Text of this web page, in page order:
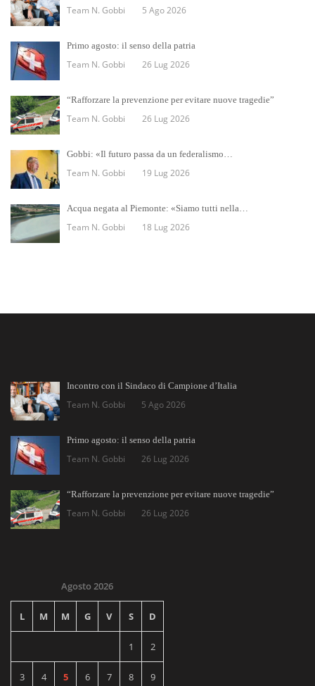
Team N. Gobbi 5 Ago 2026
Primo agosto: il senso della patria
Team N. Gobbi 26 Lug 2026
“Rafforzare la prevenzione per evitare nuove tragedie”
Team N. Gobbi 26 Lug 2026
Gobbi: «Il futuro passa da un federalismo…
Team N. Gobbi 19 Lug 2026
Acqua negata al Piemonte: «Siamo tutti nella…
Team N. Gobbi 18 Lug 2026
Incontro con il Sindaco di Campione d’Italia
Team N. Gobbi 5 Ago 2026
Primo agosto: il senso della patria
Team N. Gobbi 26 Lug 2026
“Rafforzare la prevenzione per evitare nuove tragedie”
Team N. Gobbi 26 Lug 2026
Agosto 2026
L M M G V S D
1 2
3 4 5 6 7 8 9